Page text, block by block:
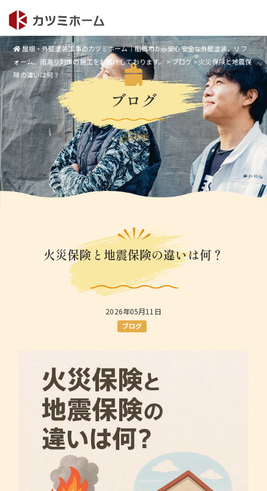
屋根・外壁塗装工事のカツミホーム｜船橋市から安心安全な外壁塗装、リフ
ォーム、雨漏り対策の施工をお届けしております。>ブログ>火災保険と地震保
険の違いは何？
ブログ
Blog
火災保険と地震保険の違いは何？
2026年05月11日
ブログ